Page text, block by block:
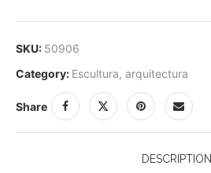
SKU: 50906
Category: Escultura, arquitectura
Share
DESCRIPTION